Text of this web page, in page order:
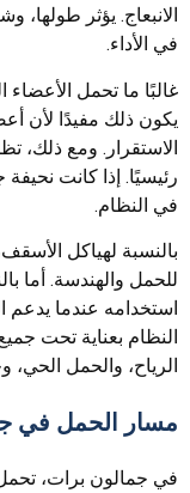
الانبعاج. يؤثر طولها،
في الأداء.
غالبًا ما تحمل
يكون ذلك مفيدًا لأن
الاستقرار. ومع ذلك،
رئيسيًا. إذا كانت
في النظام.
بالنسبة لهياكل
للحمل والهندسة. أما
استخدامه عندما
النظام بعناية تحت
الرياح، والحمل
مسار الحمل في
في جمالون برات،